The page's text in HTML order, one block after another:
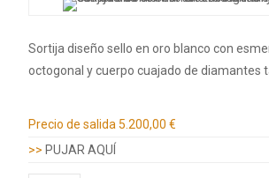
Sortija diseño sello en oro blanco con
octogonal y cuerpo cuajado de diamantes
Precio de salida 5.200,00 €
>> PUJAR AQUÍ